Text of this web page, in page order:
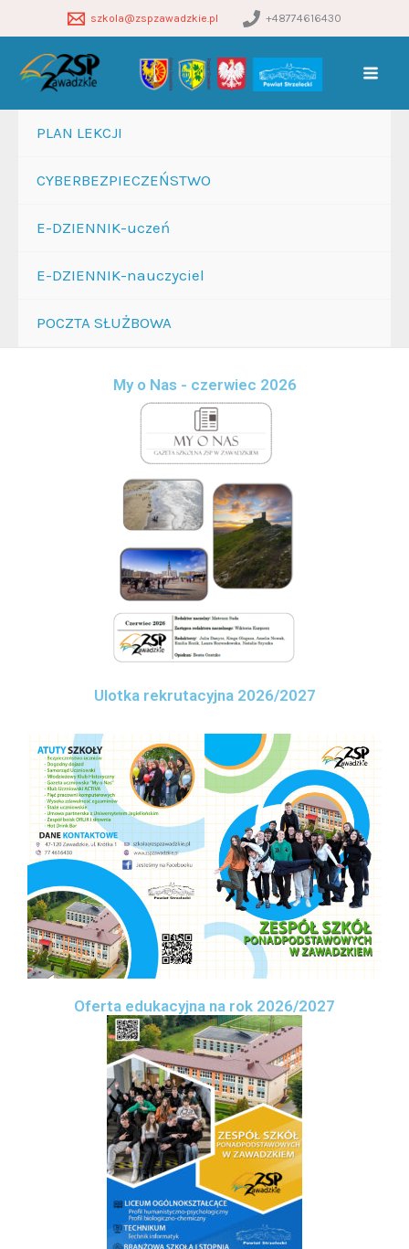
do
treści
szkola@zspzawadzkie.pl +48774616430
PLAN LEKCJI
CYBERBEZPIECZEŃSTWO
E-DZIENNIK-uczeń
E-DZIENNIK-nauczyciel
POCZTA SŁUŻBOWA
My o Nas - czerwiec 2026
Ulotka rekrutacyjna 2026/2027
Oferta edukacyjna na rok 2026/2027